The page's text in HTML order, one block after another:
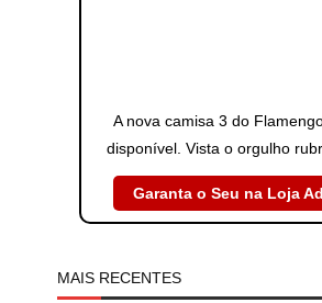
A nova camisa 3 do
disponível. Vista o orgulho
Garanta o Seu na Loja
MAIS RECENTES